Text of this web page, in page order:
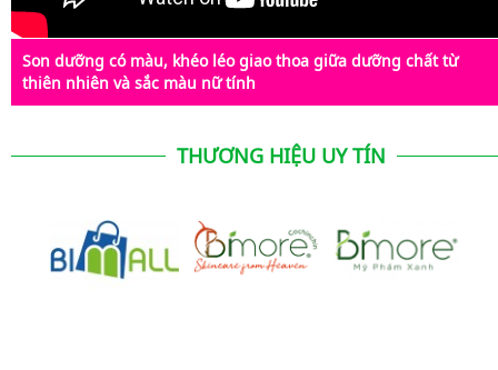
Son dưỡng có màu, khéo léo giao thoa giữa dưỡng chất từ
thiên nhiên và sắc màu nữ tính
THƯƠNG HIỆU UY TÍN